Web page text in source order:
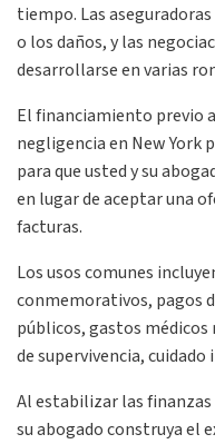
tiempo. Las
o los daños, y las
desarrollarse en varias
El financiamiento previo
negligencia en New York
para que usted y su
en lugar de aceptar una
facturas.
Los usos comunes
conmemorativos, pagos
públicos, gastos
de supervivencia,
Al estabilizar las
su abogado construya el